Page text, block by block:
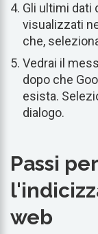
Gli ultimi dati
visualizzati
che,
Vedrai il
dopo che
esista.
dialogo.
Passi
web